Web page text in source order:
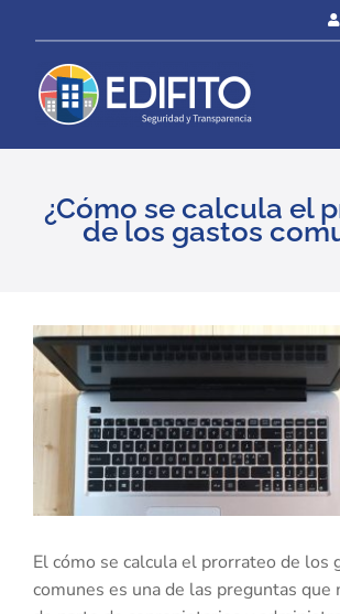
content
Blog
Contáctanos
¿Cómo se calcula el
de los gastos
View
Larger
Image
El cómo se calcula el prorrateo de los
comunes es una de las preguntas que